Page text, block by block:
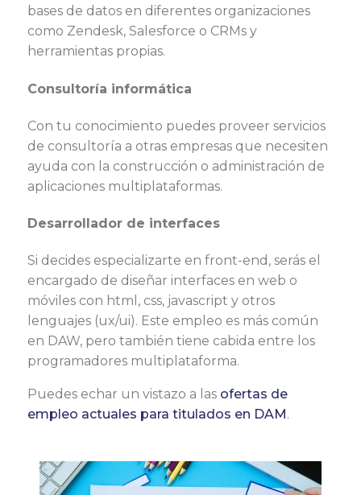
bases de datos en diferentes organizaciones
como Zendesk, Salesforce o CRMs y
herramientas propias.
Consultoría informática
Con tu conocimiento puedes proveer servicios
de consultoría a otras empresas que necesiten
ayuda con la construcción o administración de
aplicaciones multiplataformas.
Desarrollador de interfaces
Si decides especializarte en front-end, serás el
encargado de diseñar interfaces en web o
móviles con html, css, javascript y otros
lenguajes (ux/ui). Este empleo es más común
en DAW, pero también tiene cabida entre los
programadores multiplataforma.
Puedes echar un vistazo a las ofertas de
empleo actuales para titulados en DAM .